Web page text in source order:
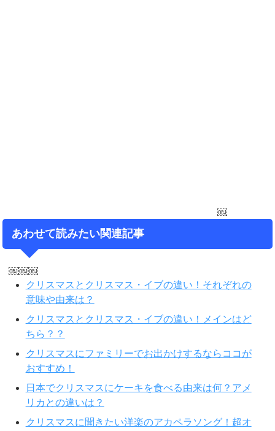
￼
あわせて読みたい関連記事
￼￼￼
クリスマスとクリスマス・イブの違い！それぞれの
意味や由来は？
クリスマスとクリスマス・イブの違い！メインはど
ちら？？
クリスマスにファミリーでお出かけするならココが
おすすめ！
日本でクリスマスにケーキを食べる由来は何？アメ
リカとの違いは？
クリスマスに聞きたい洋楽のアカペラソング！超オ